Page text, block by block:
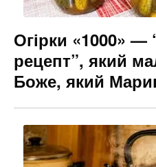
Огірки «1000» —
рецепт”, який
Боже, який